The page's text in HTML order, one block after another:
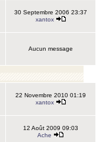
30 Septembre 2006 23:37
xantox
Aucun message
22 Novembre 2010 01:19
xantox
12 Août 2009 09:03
Ache